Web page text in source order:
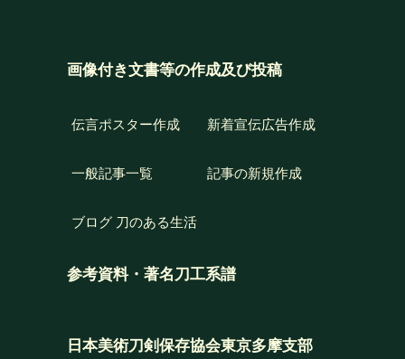
画像付き文書等の作成及び投稿
伝言ポスター作成 新着宣伝広告作成
一般記事一覧 記事の新規作成
ブログ 刀のある生活
参考資料・著名刀工系譜
日本美術刀剣保存協会東京多摩支部